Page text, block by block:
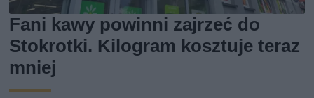
Fani kawy powinni zajrzeć do
Stokrotki. Kilogram kosztuje teraz
mniej